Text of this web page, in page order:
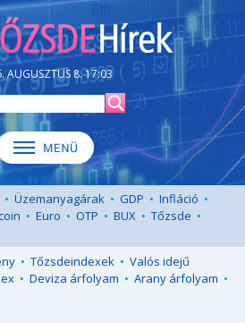
AUGUSZTUS 8. 17:03
• Üzemanyagárak • GDP • Infláció •
• Euro • OTP • BUX • Tőzsde •
• Tőzsdeindexek • Valós idejű
• Deviza árfolyam • Arany árfolyam •